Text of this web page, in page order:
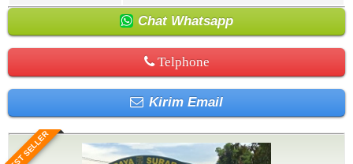
Chat Whatsapp
Telphone
Kirim Email
BEST SELLER